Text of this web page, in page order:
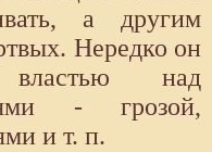
а другим
Нередко он
властью над
- грозой,
и т. п.